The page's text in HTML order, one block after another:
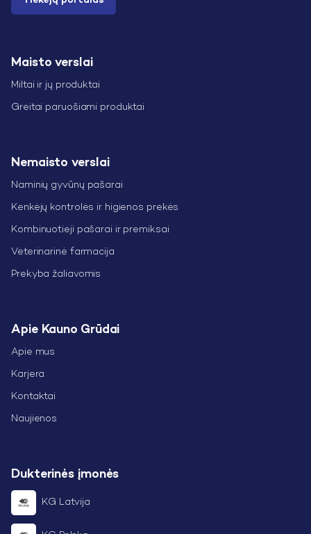
Maisto verslai
Miltai ir jų produktai
Greitai paruošiami produktai
Nemaisto verslai
Naminių gyvūnų pašarai
Kenkėjų kontrolės ir higienos prekės
Kombinuotieji pašarai ir premiksai
Veterinarinė farmacija
Prekyba žaliavomis
Apie Kauno Grūdai
Apie mus
Karjera
Kontaktai
Naujienos
Dukterinės įmonės
KG Latvija